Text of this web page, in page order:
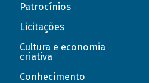
Patrocínios
Licitações
Cultura e economia
criativa
Conhecimento